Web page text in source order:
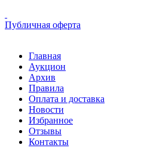
Публичная оферта
Главная
Аукцион
Архив
Правила
Оплата и доставка
Новости
Избранное
Отзывы
Контакты